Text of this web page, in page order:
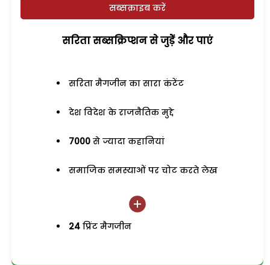
सब्सक्राइब करें
सरिता सब्सक्रिप्शन से जुड़ेें और पाएं
सरिता मैगजीन का सारा कंटेंट
देश विदेश के राजनैतिक मुद्दे
7000 से ज्यादा कहानियां
समाजिक समस्याओं पर चोट करते लेख
24 प्रिंट मैगजीन